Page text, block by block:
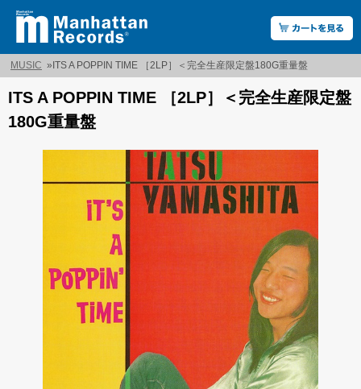
MUSIC » ITS A POPPIN TIME ［2LP］＜完全生産限定盤180G重量盤
ITS A POPPIN TIME ［2LP］＜完全生産限定盤
180G重量盤